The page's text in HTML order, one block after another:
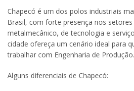
Chapecó é um dos polos industriais
Brasil, com forte presença nos
metalmecânico, de tecnologia e
cidade ofereça um cenário ideal para
trabalhar com Engenharia de Produção.
Alguns diferenciais de Chapecó: